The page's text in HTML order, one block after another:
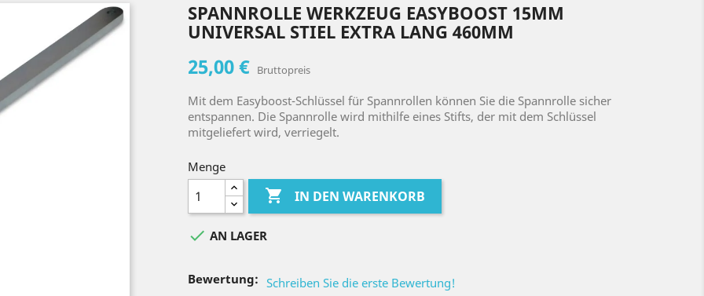
SPANNROLLE WERKZEUG EASYBOOST 15MM
UNIVERSAL STIEL EXTRA LANG 460MM
25,00 € Bruttopreis
Mit dem Easyboost-Schlüssel für Spannrollen können Sie die Spannrolle sicher
entspannen. Die Spannrolle wird mithilfe eines Stifts, der mit dem Schlüssel
mitgeliefert wird, verriegelt.
Menge
 IN DEN WARENKORB
 AN LAGER
Bewertung: Schreiben Sie die erste Bewertung!